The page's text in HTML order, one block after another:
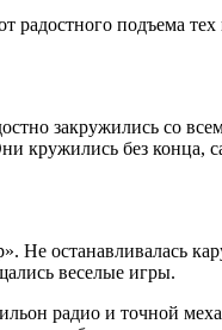
радостного подъема
закружились со
без конца,
останавливалась
веселые игры.
радио и точной